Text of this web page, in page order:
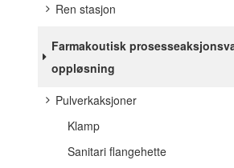
Ren stasjon
Farmakoutisk
oppløsning
Pulverkaksjoner
Klamp
Sanitari flangehette